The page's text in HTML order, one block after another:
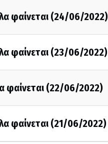
φαίνεται (24/06/2022)
φαίνεται (23/06/2022)
φαίνεται (22/06/2022)
φαίνεται (21/06/2022)